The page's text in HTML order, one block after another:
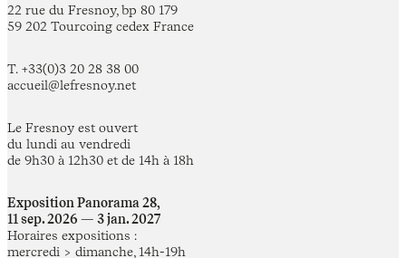
22 rue du Fresnoy, bp 80 179
59 202 Tourcoing cedex France
T. +33(0)3 20 28 38 00
accueil@lefresnoy.net
Le Fresnoy est ouvert
du lundi au vendredi
de 9h30 à 12h30 et de 14h à 18h
Exposition Panorama 28,
11 sep. 2026 — 3 jan. 2027
Horaires expositions :
mercredi > dimanche, 14h-19h